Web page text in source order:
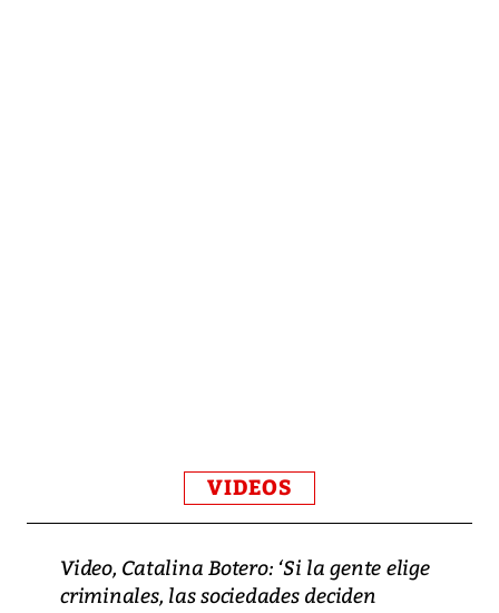
VIDEOS
Video, Catalina Botero: ‘Si la gente elige
criminales, las sociedades deciden